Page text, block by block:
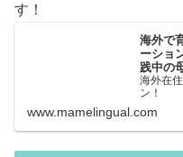
す！
海外で
ーショ
践中の
海外在
ン！
www.mamelingual.com